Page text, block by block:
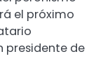
el próximo
presidente de